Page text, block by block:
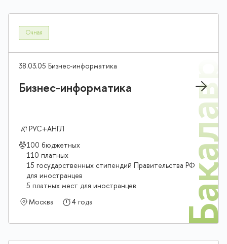
Очная
38.03.05 Бизнес-информатика
Бизнес-информатика
РУС+АНГЛ
100 бюджетных
110 платных
15 государственных стипендий Правительства РФ
для иностранцев
5 платных мест для иностранцев
Москва
4 года